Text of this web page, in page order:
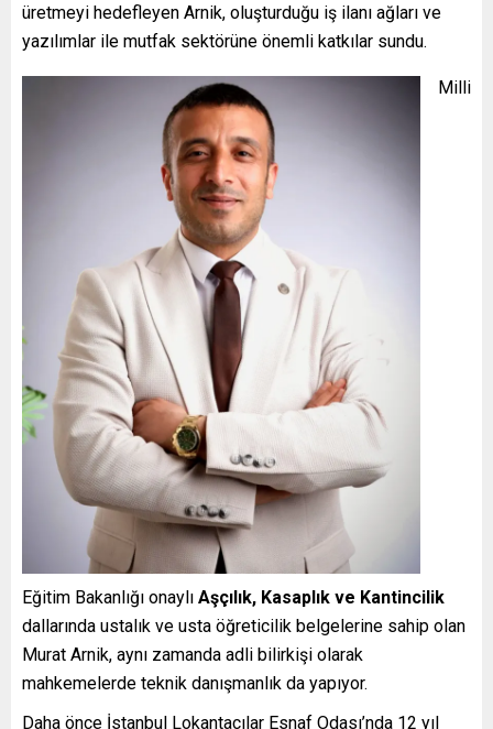
üretmeyi hedefleyen Arnik, oluşturduğu iş ilanı ağları ve
yazılımlar ile mutfak sektörüne önemli katkılar sundu.
Milli
Eğitim Bakanlığı onaylı Aşçılık, Kasaplık ve Kantincilik
dallarında ustalık ve usta öğreticilik belgelerine sahip olan
Murat Arnik, aynı zamanda adli bilirkişi olarak
mahkemelerde teknik danışmanlık da yapıyor.
Daha önce İstanbul Lokantacılar Esnaf Odası’nda 12 yıl